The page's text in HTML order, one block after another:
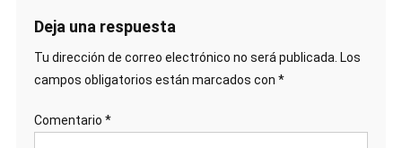
Deja una respuesta
Tu dirección de correo electrónico no será publicada. Los
campos obligatorios están marcados con *
Comentario *